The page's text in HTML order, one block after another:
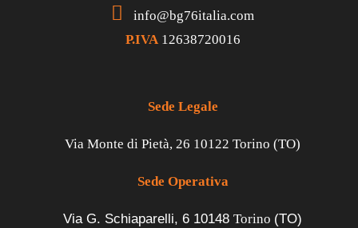
info@bg76italia.com
P.IVA 12638720016
Sede Legale
Via Monte di Pietà, 26 10122 Torino (TO)
Sede Operativa
Via G. Schiaparelli, 6 10148 Torino (TO)